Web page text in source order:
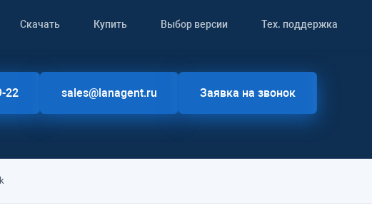
Скачать Купить Выбор версии Тех. поддержка
22 sales@lanagent.ru Заявка на звонок